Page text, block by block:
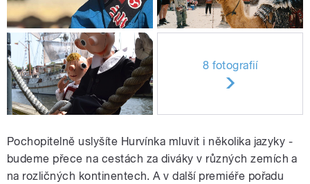
8 fotografií
Pochopitelně uslyšíte Hurvínka mluvit i několika jazyky -
budeme přece na cestách za diváky v různých zemích a
na rozličných kontinentech. A v další premiéře pořadu